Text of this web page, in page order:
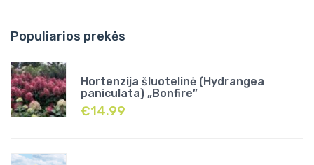
Populiarios prekės
Hortenzija šluotelinė (Hydrangea
paniculata) „Bonfire”
€14.99